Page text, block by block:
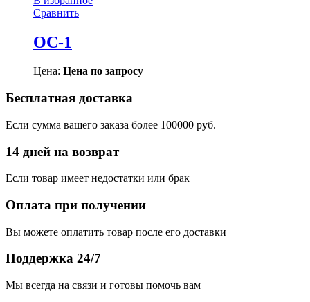
Сравнить
ОС-1
Цена: Цена по запросу
Бесплатная доставка
Если сумма вашего заказа более 100000 руб.
14 дней на возврат
Если товар имеет недостатки или брак
Оплата при получении
Вы можете оплатить товар после его доставки
Поддержка 24/7
Мы всегда на связи и готовы помочь вам